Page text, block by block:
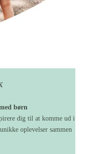
børn
dig til at komme ud i
oplevelser sammen